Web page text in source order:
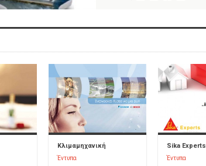
Κλιμαμηχανική
Έντυπα
Sika Experts
Έντυπα